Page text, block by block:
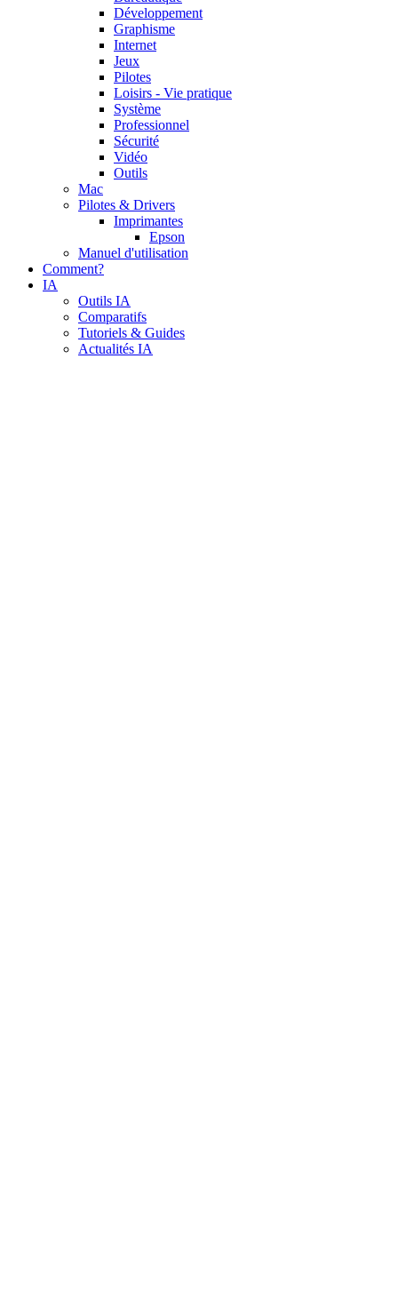
Développement
Graphisme
Internet
Jeux
Pilotes
Loisirs - Vie pratique
Système
Professionnel
Sécurité
Vidéo
Outils
Mac
Pilotes & Drivers
Imprimantes
Epson
Manuel d'utilisation
Comment?
IA
Outils IA
Comparatifs
Tutoriels & Guides
Actualités IA